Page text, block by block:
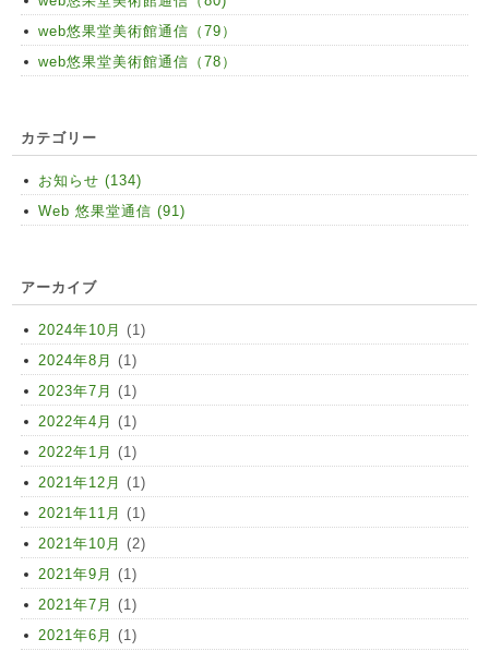
web悠果堂美術館通信（79）
web悠果堂美術館通信（78）
カテゴリー
お知らせ (134)
Web 悠果堂通信 (91)
アーカイブ
2024年10月 (1)
2024年8月 (1)
2023年7月 (1)
2022年4月 (1)
2022年1月 (1)
2021年12月 (1)
2021年11月 (1)
2021年10月 (2)
2021年9月 (1)
2021年7月 (1)
2021年6月 (1)